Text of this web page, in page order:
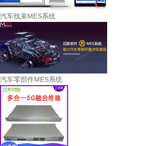
汽车线束MES系统
汽车零部件MES系统